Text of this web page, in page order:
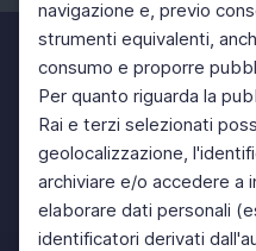
navigazione e, previo
strumenti equivalenti,
consumo e proporre
Per quanto riguarda la
Rai e terzi selezionati
geolocalizzazione,
archiviare e/o accedere a
elaborare dati personali
identificatori derivati